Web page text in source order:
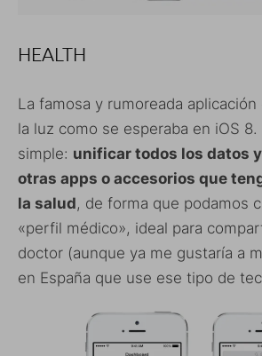
HEALTH
La famosa y rumoreada
la luz como se esperaba en iOS
simple: unificar todos los datos
otras apps o accesorios que
la salud, de forma que podamos
«perfil médico», ideal para
doctor (aunque ya me gustaría a
en España que use ese tipo de